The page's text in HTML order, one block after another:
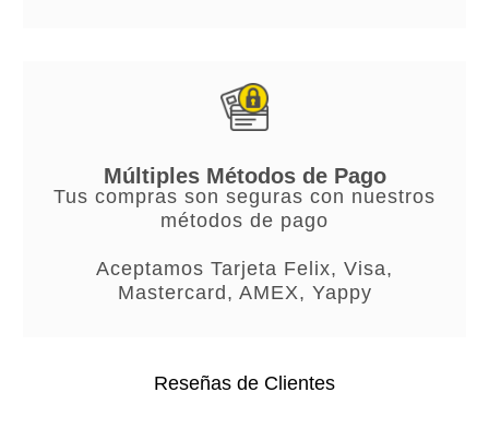
Múltiples Métodos de Pago
Tus compras son seguras con nuestros
métodos de pago
Aceptamos Tarjeta Felix, Visa,
Mastercard, AMEX, Yappy
Reseñas de Clientes